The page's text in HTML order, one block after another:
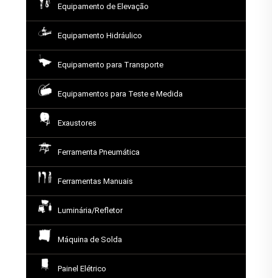
Equipamento de Elevação
Equipamento Hidráulico
Equipamento para Transporte
Equipamentos para Teste e Medida
Exaustores
Ferramenta Pneumática
Ferramentas Manuais
Luminária/Refletor
Máquina de Solda
Painel Elétrico